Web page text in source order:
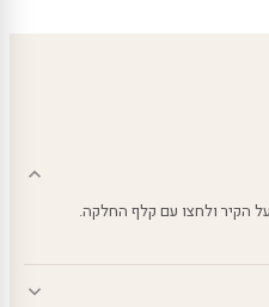
הקיר ולחצו עם קלף החלקה.